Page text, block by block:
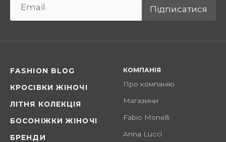
Підписатися
FASHION BLOG
КРОСІВКИ ЖІНОЧІ
ЛІТНЯ КОЛЕКЦІЯ
БОСОНІЖКИ ЖІНОЧІ
БРЕНДИ
КОМПАНІЯ
Про компанію
Магазини
Fabio Monelli
Anna Lucci